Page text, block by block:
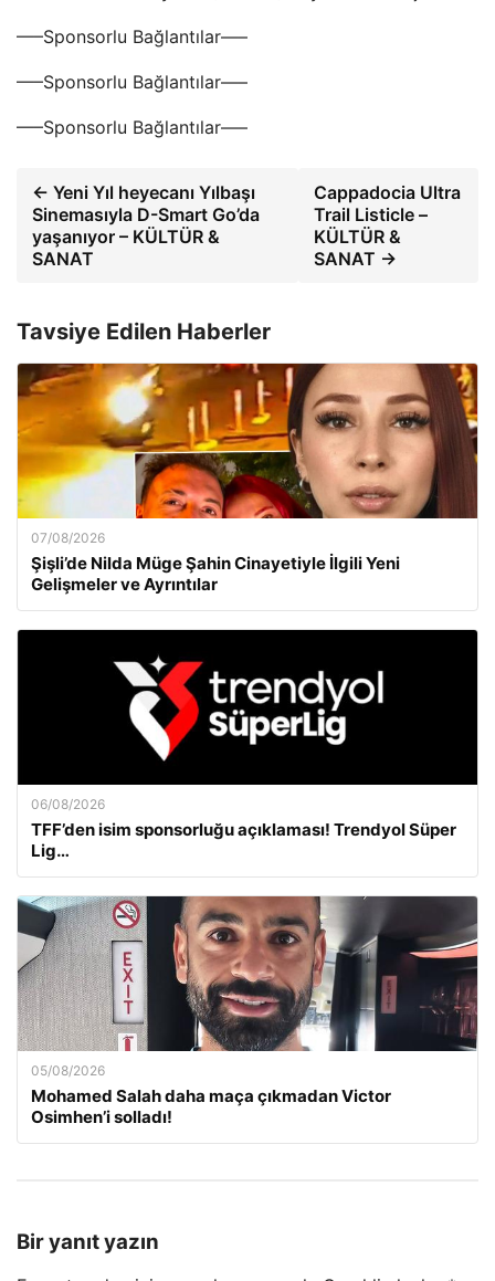
—–Sponsorlu Bağlantılar—–
—–Sponsorlu Bağlantılar—–
—–Sponsorlu Bağlantılar—–
← Yeni Yıl heyecanı Yılbaşı
Sinemasıyla D-Smart Go’da
yaşanıyor – KÜLTÜR &
SANAT
Cappadocia Ultra
Trail Listicle –
KÜLTÜR &
SANAT →
Tavsiye Edilen Haberler
07/08/2026
Şişli’de Nilda Müge Şahin Cinayetiyle İlgili Yeni
Gelişmeler ve Ayrıntılar
06/08/2026
TFF’den isim sponsorluğu açıklaması! Trendyol Süper
Lig…
05/08/2026
Mohamed Salah daha maça çıkmadan Victor
Osimhen’i solladı!
Bir yanıt yazın